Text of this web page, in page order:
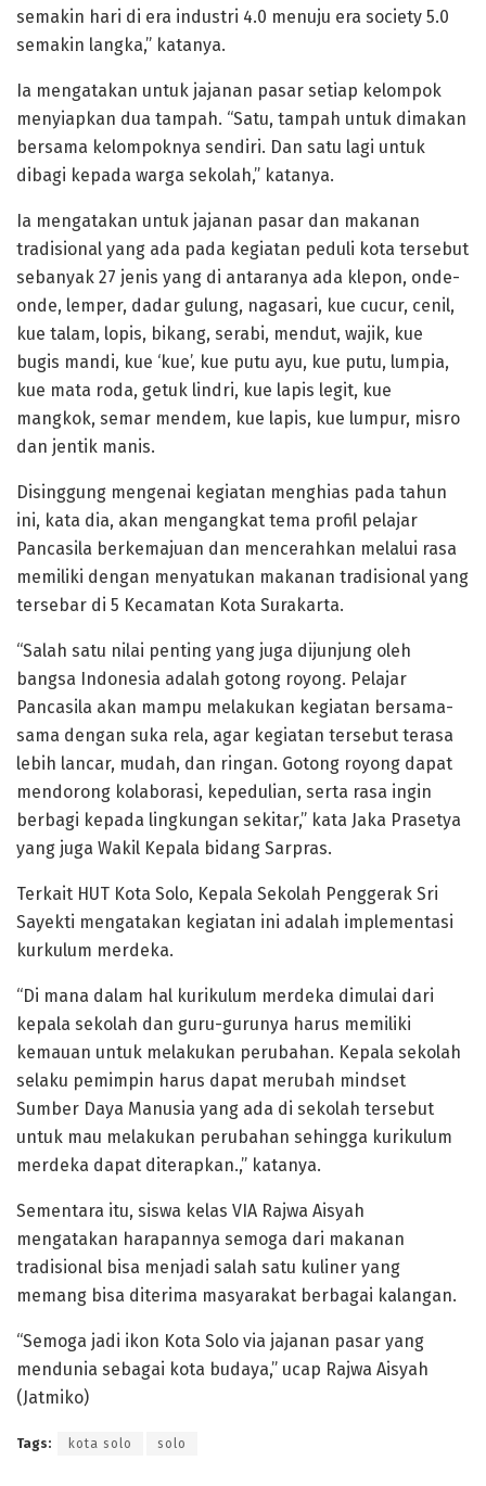
semakin hari di era industri 4.0 menuju era society 5.0
semakin langka,” katanya.
Ia mengatakan untuk jajanan pasar setiap kelompok
menyiapkan dua tampah. “Satu, tampah untuk dimakan
bersama kelompoknya sendiri. Dan satu lagi untuk
dibagi kepada warga sekolah,” katanya.
Ia mengatakan untuk jajanan pasar dan makanan
tradisional yang ada pada kegiatan peduli kota tersebut
sebanyak 27 jenis yang di antaranya ada klepon, onde-
onde, lemper, dadar gulung, nagasari, kue cucur, cenil,
kue talam, lopis, bikang, serabi, mendut, wajik, kue
bugis mandi, kue ‘kue’, kue putu ayu, kue putu, lumpia,
kue mata roda, getuk lindri, kue lapis legit, kue
mangkok, semar mendem, kue lapis, kue lumpur, misro
dan jentik manis.
Disinggung mengenai kegiatan menghias pada tahun
ini, kata dia, akan mengangkat tema profil pelajar
Pancasila berkemajuan dan mencerahkan melalui rasa
memiliki dengan menyatukan makanan tradisional yang
tersebar di 5 Kecamatan Kota Surakarta.
“Salah satu nilai penting yang juga dijunjung oleh
bangsa Indonesia adalah gotong royong. Pelajar
Pancasila akan mampu melakukan kegiatan bersama-
sama dengan suka rela, agar kegiatan tersebut terasa
lebih lancar, mudah, dan ringan. Gotong royong dapat
mendorong kolaborasi, kepedulian, serta rasa ingin
berbagi kepada lingkungan sekitar,” kata Jaka Prasetya
yang juga Wakil Kepala bidang Sarpras.
Terkait HUT Kota Solo, Kepala Sekolah Penggerak Sri
Sayekti mengatakan kegiatan ini adalah implementasi
kurkulum merdeka.
“Di mana dalam hal kurikulum merdeka dimulai dari
kepala sekolah dan guru-gurunya harus memiliki
kemauan untuk melakukan perubahan. Kepala sekolah
selaku pemimpin harus dapat merubah mindset
Sumber Daya Manusia yang ada di sekolah tersebut
untuk mau melakukan perubahan sehingga kurikulum
merdeka dapat diterapkan.,” katanya.
Sementara itu, siswa kelas VIA Rajwa Aisyah
mengatakan harapannya semoga dari makanan
tradisional bisa menjadi salah satu kuliner yang
memang bisa diterima masyarakat berbagai kalangan.
“Semoga jadi ikon Kota Solo via jajanan pasar yang
mendunia sebagai kota budaya,” ucap Rajwa Aisyah
(Jatmiko)
Tags: kota solo solo